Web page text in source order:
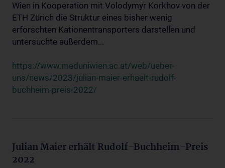
Wien in Kooperation mit Volodymyr Korkhov von der
ETH Zürich die Struktur eines bisher wenig
erforschten Kationentransporters darstellen und
untersuchte außerdem...
https://www.meduniwien.ac.at/web/ueber-
uns/news/2023/julian-maier-erhaelt-rudolf-
buchheim-preis-2022/
Julian Maier erhält Rudolf-Buchheim-Preis
2022